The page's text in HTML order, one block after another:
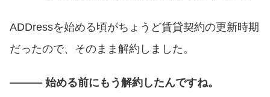
ADDressを始める頃がちょうど賃貸契約の更新時期
だったので、そのまま解約しました。
――― 始める前にもう解約したんですね。